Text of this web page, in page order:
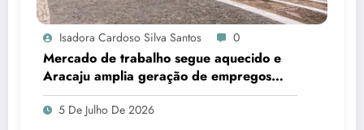
Isadora Cardoso Silva Santos 0
Mercado de trabalho segue aquecido e
Aracaju amplia geração de empregos
formais
5 De Julho De 2026